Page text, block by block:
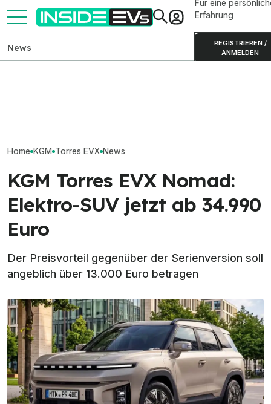
Für eine
Erfahrung
REGISTRIEREN /
ANMELDEN
News
Home KGM Torres EVX News
KGM Torres EVX Nomad:
Elektro-SUV jetzt ab 34.990
Euro
Der Preisvorteil gegenüber der Serienversion soll
angeblich über 13.000 Euro betragen